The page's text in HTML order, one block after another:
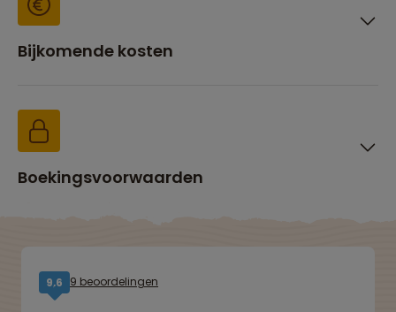
Bijkomende kosten
Boekingsvoorwaarden
9,6 9 beoordelingen